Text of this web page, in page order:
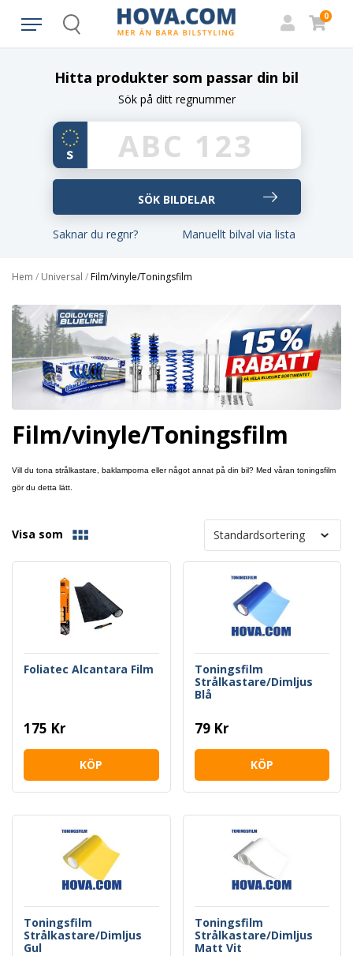
Search
0
Hitta produkter som passar din bil
Sök på ditt regnummer
Saknar du regnr? Manuellt bilval via lista
Hem / Universal /Film/vinyle/Toningsfilm
Film/vinyle/Toningsfilm
Vill du tona strålkastare, baklamporna eller något annat på din bil? Med våran toningsfilm
gör du detta lätt.
Visa som
Foliatec Alcantara Film
175 Kr
KÖP
Toningsfilm
Strålkastare/Dimljus
Blå
79 Kr
KÖP
Toningsfilm
Strålkastare/Dimljus
Gul
Toningsfilm
Strålkastare/Dimljus
Matt Vit